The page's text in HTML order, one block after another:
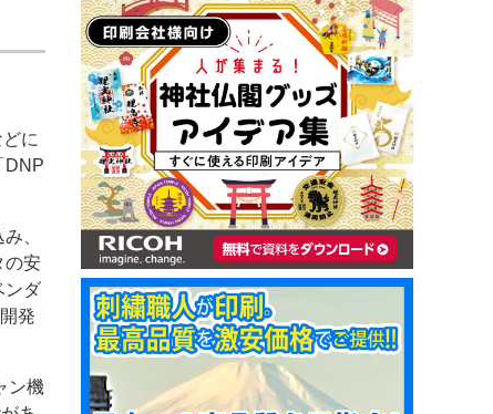
市場・統計 人事・移転・異動・訃報
2022 見える化・MIS特集
2022 検査・校正特集
に
DNP
、
の安
ンダ
発
ン機